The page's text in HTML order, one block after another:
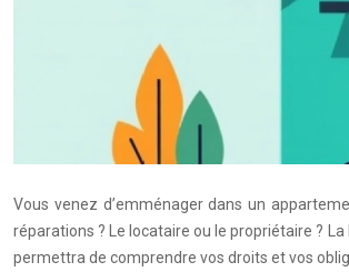
Vous venez d’emménager dans un
réparations ? Le locataire ou le propriétaire ?
permettra de comprendre vos droits et vos